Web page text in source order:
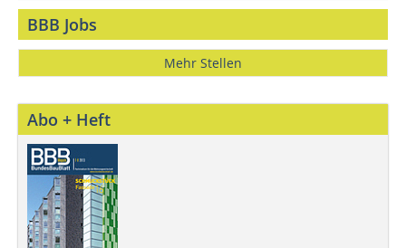
BBB Jobs
Mehr Stellen
Abo + Heft